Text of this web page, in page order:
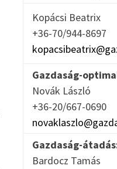
Kopácsi Beatrix
+36-70/944-8697
Gazdaság-
Novák László
+36-20/667-0690
Gazdaság-
Bardocz Tamás